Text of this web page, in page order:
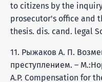
to citizens by the
prosecutor's office and
thesis. dis. cand. legal
11. Рыжаков А. П.
преступлением. –
A.P. Compensation for